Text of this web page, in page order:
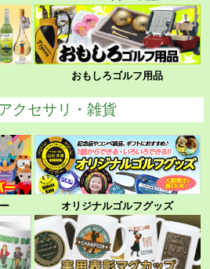
おもしろゴルフ用品
クセサリ・雑貨
オリジナルゴルフグッズ